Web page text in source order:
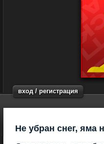
вход / регистрация
Не убран снег, яма